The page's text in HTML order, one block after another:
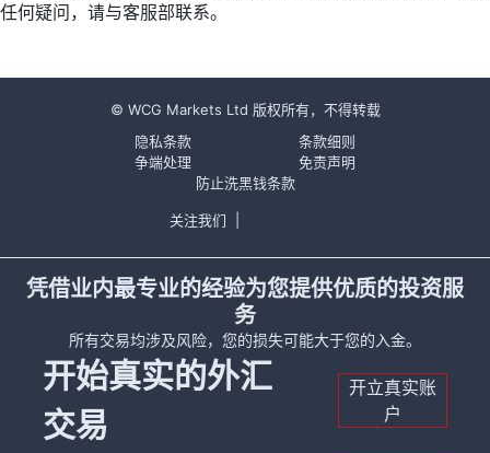
任何疑问，请与客服部联系。
© WCG Markets Ltd 版权所有，不得转载
隐私条款
条款细则
争端处理
免责声明
防止洗黑钱条款
关注我们
凭借业内最专业的经验为您提供优质的投资服
务
所有交易均涉及风险，您的损失可能大于您的入金。
开始真实的外汇
交易
开立真实账
户